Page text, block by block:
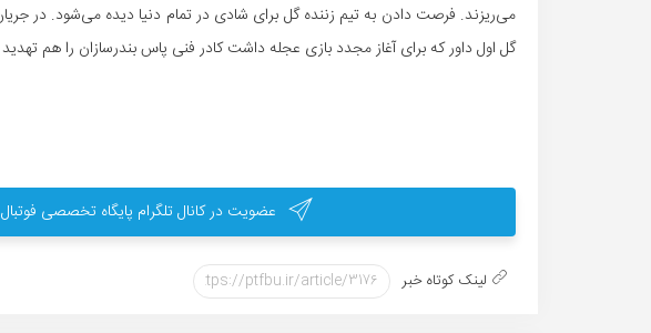
می‌ریزند. فرصت دادن به تیم زننده گل برای شادی در تمام دنیا دیده می‌شود. در
گل اول داور که برای آغاز مجدد بازی عجله داشت کادر فنی پاس بندرسازان را هم
عضویت در کانال تلگرام پایگاه تخصصی
لینک کوتاه خبر